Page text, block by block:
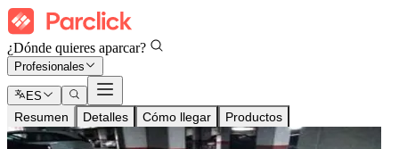
¿Dónde quieres aparcar?
Profesionales
ES
Resumen Detalles Cómo llegar Productos